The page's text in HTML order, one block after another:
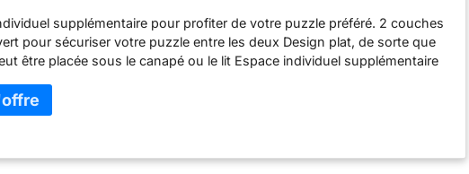
supplémentaire pour profiter de votre puzzle préféré. 2 couches
pour sécuriser votre puzzle entre les deux Design plat, de sorte que
être placée sous le canapé ou le lit Espace individuel supplémentaire